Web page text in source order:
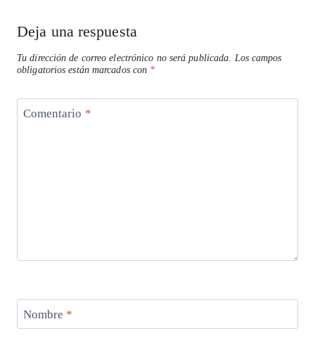
Deja una respuesta
Tu dirección de correo electrónico no será publicada.
Los campos
obligatorios están marcados con *
Comentario *
Nombre *